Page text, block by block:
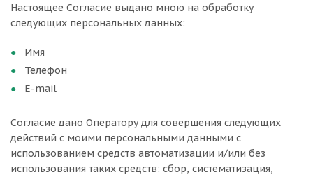
Настоящее Согласие выдано мною на обработку
следующих персональных данных:
Имя
Телефон
E-mail
Согласие дано Оператору для совершения следующих
действий с моими персональными данными с
использованием средств автоматизации и/или без
использования таких средств: сбор, систематизация,